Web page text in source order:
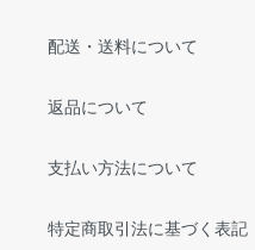
配送・送料について
返品について
支払い方法について
特定商取引法に基づく表記